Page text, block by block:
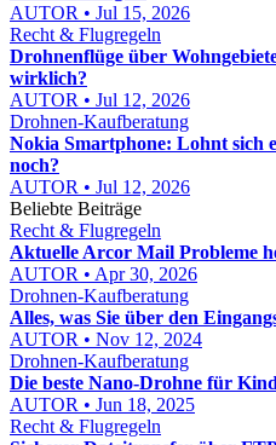
AUTOR • Jul 15, 2026
Recht & Flugregeln
Drohnenflüge über
wirklich?
AUTOR • Jul 12, 2026
Drohnen-Kaufberatung
Nokia Smartphone: Lohnt sich
noch?
AUTOR • Jul 12, 2026
Beliebte Beiträge
Recht & Flugregeln
Aktuelle Arcor Mail Probleme
AUTOR • Apr 30, 2026
Drohnen-Kaufberatung
Alles, was Sie über den
AUTOR • Nov 12, 2024
Drohnen-Kaufberatung
Die beste Nano-Drohne für
AUTOR • Jun 18, 2025
Recht & Flugregeln